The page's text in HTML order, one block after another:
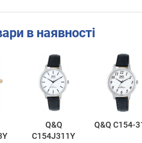
в наявності
Q&Q
C154J311Y
Q&Q C154-